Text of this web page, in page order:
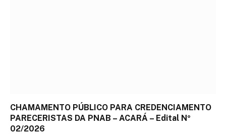
CHAMAMENTO PÚBLICO PARA CREDENCIAMENTO
PARECERISTAS DA PNAB – ACARÁ – Edital Nº
02/2026